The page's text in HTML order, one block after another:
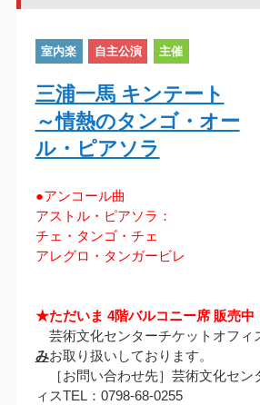
室内楽 自主公演 主催
三浦一馬 キンテート
～情熱のタンゴ・オー
ル・ピアソラ
●アンコール曲
アストル・ピアソラ：
チェ・タンゴ・チェ
アレグロ・タンガービレ
★ただいま 4階バルコニー席 販売中
芸術文化センターチケットオフィ
みお取り扱いしております。
［お問い合わせ先］芸術文化セン
ィスTEL：0798-68-0255